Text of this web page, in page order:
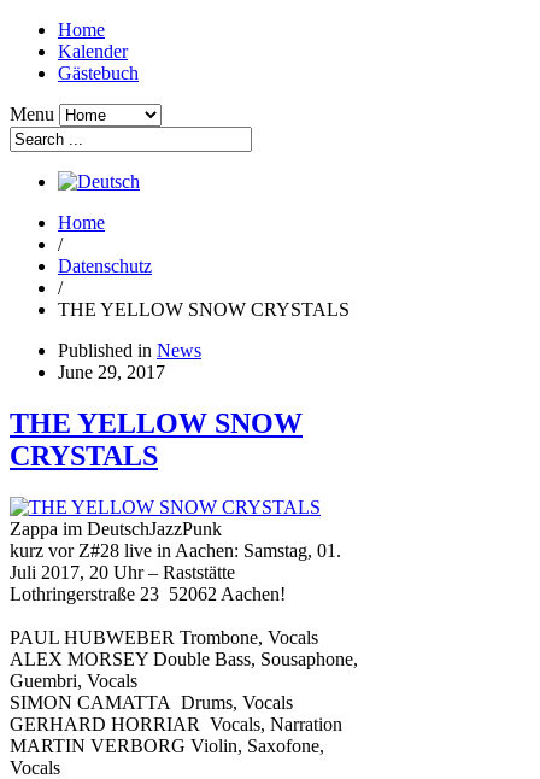
Home
Kalender
Gästebuch
Menu
Home
/
Datenschutz
/
THE YELLOW SNOW CRYSTALS
Published in News
June 29, 2017
THE YELLOW SNOW
CRYSTALS
Zappa im DeutschJazzPunk
kurz vor Z#28 live in Aachen: Samstag, 01.
Juli 2017, 20 Uhr – Raststätte
Lothringerstraße 23 52062 Aachen!
PAUL HUBWEBER Trombone, Vocals
ALEX MORSEY Double Bass, Sousaphone,
Guembri, Vocals
SIMON CAMATTA Drums, Vocals
GERHARD HORRIAR Vocals, Narration
MARTIN VERBORG Violin, Saxofone,
Vocals